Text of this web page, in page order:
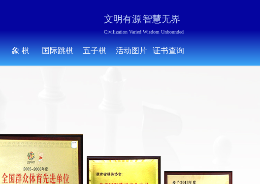
象 棋 国际跳棋 五子棋 活动图片 证书查询
文明有源 智慧无界
Civilization Varied Wisdom Unbounded